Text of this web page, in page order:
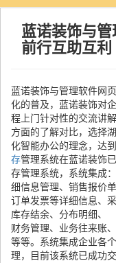
蓝诺装饰与
前行互助互利
蓝诺装饰与管理软件网
化的普及，蓝诺装饰对
程上门针对性的交流讲
方面的了解对比，选择
化智能办公的理念，达
存管理系统在蓝诺装饰
存管理系统，系统集成
细信息管理、销售报价
订单发票等详细信息、
库存结余、分布明细、
财务管理、业务往来账
等等。系统集成企业各
理，目前该系统已成功交